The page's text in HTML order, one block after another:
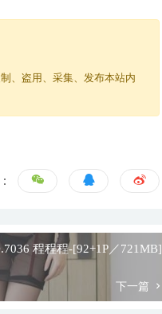
、盗用、采集、发布本站内
:
程程程-[92+1P／721MB]
下一篇